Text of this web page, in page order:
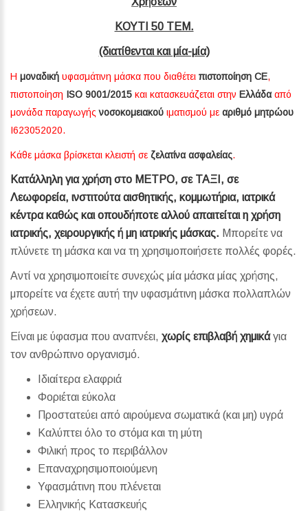
ΚΟΥΤΙ 50 ΤΕΜ.
(διατίθενται και μία-μία)
Η μοναδική υφασμάτινη μάσκα που διαθέτει πιστοποίηση CE,
πιστοποίηση ISO 9001/2015 και κατασκευάζεται στην Ελλάδααπό
μονάδα παραγωγήςνοσοκομειακού ιματισμού με αριθμό μητρώου
Ι623052020.
Κάθε μάσκα βρίσκεται κλειστή σε ζελατίνα ασφαλείας.
Κατάλληλη για χρήση στο ΜΕΤΡΟ, σε ΤΑΞΙ, σε
Λεωφορεία, ινστιτούτα αισθητικής, κομμωτήρια, ιατρικά
κέντρα καθώς και οπουδήποτε αλλού απαιτείται η χρήση
ιατρικής, χειρουργικής ή μη ιατρικής μάσκας. Μπορείτε να
πλύνετε τη μάσκα και να τη χρησιμοποιήσετε πολλές φορές.
Αντί να χρησιμοποιείτε συνεχώς μία μάσκα μίας χρήσης,
μπορείτε να έχετε αυτή την υφασμάτινη μάσκα πολλαπλών
χρήσεων.
Είναι με ύφασμα που αναπνέει, χωρίς επιβλαβή χημικάγια
τον ανθρώπινο οργανισμό.
Ιδιαίτερα ελαφριά
Φοριέται εύκολα
Προστατεύει από αιρούμενα σωματικά (και μη) υγρά
Καλύπτει όλο το στόμα και τη μύτη
Φιλική προς το περιβάλλον
Επαναχρησιμοποιούμενη
Υφασμάτινη που πλένεται
Ελληνικής Κατασκευής